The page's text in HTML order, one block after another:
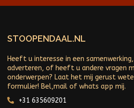
STOOPENDAAL.NL
Heeft u interesse in een
adverteren, of heeft u andere vragen
onderwerpen? Laat het mij gerust
formulier! Bel,mail of whats app mij.
+31 635609201